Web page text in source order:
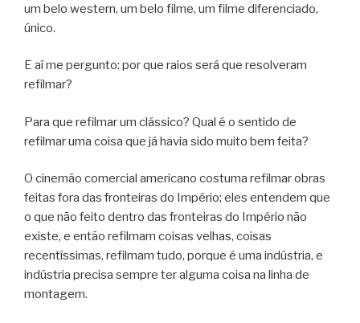
um belo western, um belo filme, um filme diferenciado,
único.
E aí me pergunto: por que raios será que resolveram
refilmar?
Para que refilmar um clássico? Qual é o sentido de
refilmar uma coisa que já havia sido muito bem feita?
O cinemão comercial americano costuma refilmar obras
feitas fora das fronteiras do Império; eles entendem que
o que não feito dentro das fronteiras do Império não
existe, e então refilmam coisas velhas, coisas
recentíssimas, refilmam tudo, porque é uma indústria, e
indústria precisa sempre ter alguma coisa na linha de
montagem.